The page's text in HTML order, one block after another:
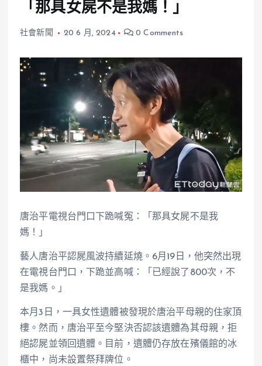
「那具女屍不是我媽！」
社會新聞 20 6 月, 2024 0 Comments
唐治平電視台門口下跪喊冤：「那具女屍不是我
媽！」
藝人唐治平認屍風波持續延燒。6月19日，他突然出現
在電視台門口，下跪並高喊：「已經說了800次，不
是我媽。」
本月3日，一具女性遺體被發現於唐治平母親的住家頂
樓。然而，唐治平至今堅決否認該遺體為其母親，拒
絕認屍並領回遺體。目前，遺體仍存放在殯儀館的冰
櫃中，尚未設置祭拜牌位。